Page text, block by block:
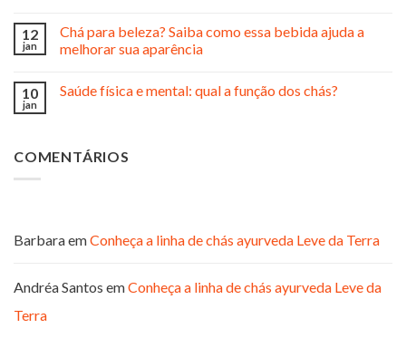
12
jan
Chá para beleza? Saiba como essa bebida ajuda a
melhorar sua aparência
10
jan
Saúde física e mental: qual a função dos chás?
COMENTÁRIOS
BarbaraemConheça a linha de chás ayurveda Leve da Terra
Andréa Santos emConheça a linha de chás ayurveda Leve da
Terra